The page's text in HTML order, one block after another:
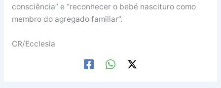
consciência” e “reconhecer o bebé nascituro como
membro do agregado familiar”.
CR/Ecclesia